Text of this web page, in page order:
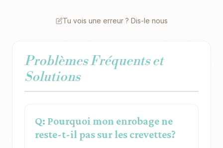
Tu vois une erreur ? Dis-le nous
Problèmes Fréquents et
Solutions
Q: Pourquoi mon enrobage ne
reste-t-il pas sur les crevettes?